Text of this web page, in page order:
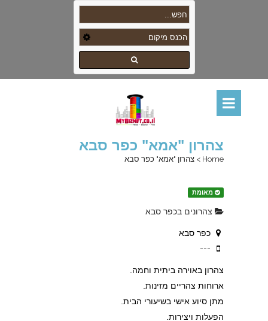
צהרון "אמא" כפר סבא
Home
> צהרון "אמא" כפר סבא
מאומת
צהרונים בכפר סבא
כפר סבא
---
צהרון באוירה ביתית וחמה.
ארוחות צהריים מזינות.
מתן סיוע אישי בשיעורי הבית.
הפעלות ויצירות.